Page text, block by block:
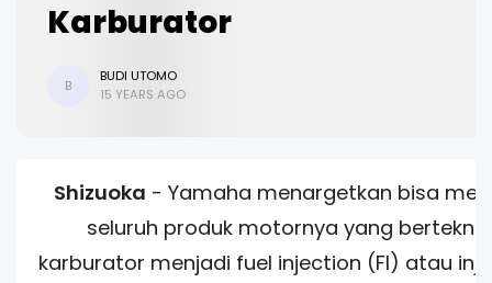
Karburator
B
BUDI UTOMO
15 YEARS AGO
Shizuoka - Yamaha menargetkan bisa
seluruh produk motornya yang
karburator menjadi fuel injection (FI) atau